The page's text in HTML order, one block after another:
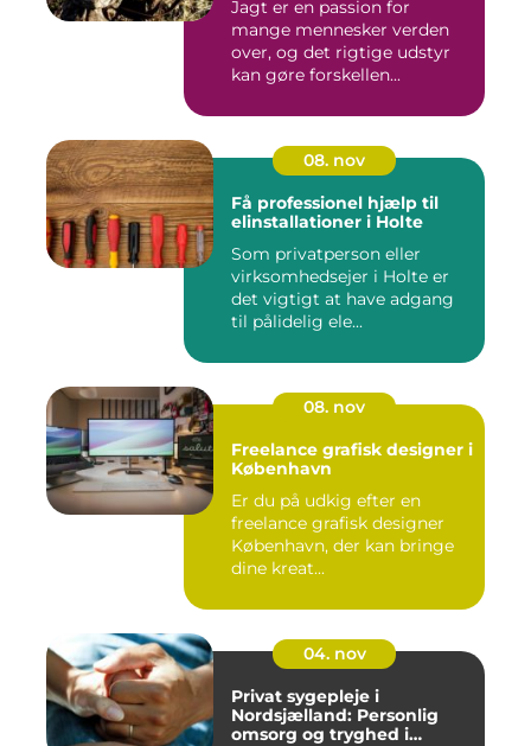
Jagt er en passion for
mange mennesker verden
over, og det rigtige udstyr
kan gøre forskellen...
08. nov
Få professionel hjælp til
elinstallationer i Holte
Som privatperson eller
virksomhedsejer i Holte er
det vigtigt at have adgang
til pålidelig ele...
08. nov
Freelance grafisk designer i
København
Er du på udkig efter en
freelance grafisk designer
København, der kan bringe
dine kreat...
04. nov
Privat sygepleje i
Nordsjælland: Personlig
omsorg og tryghed i